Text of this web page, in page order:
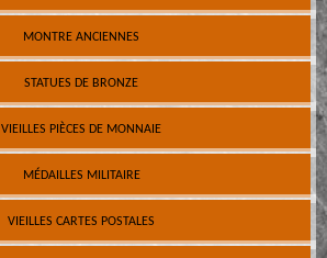
MONTRE ANCIENNES
STATUES DE BRONZE
VIEILLES PIÈCES DE MONNAIE
MÉDAILLES MILITAIRE
VIEILLES CARTES POSTALES